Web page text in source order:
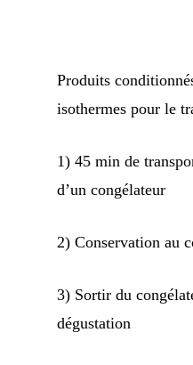
Produits
isothermes pour le
1) 45 min de
d’un congélateur
2) Conservation au
3) Sortir du
dégustation